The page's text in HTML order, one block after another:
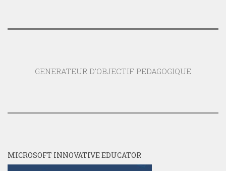
GENERATEUR D'OBJECTIF PEDAGOGIQUE
MICROSOFT INNOVATIVE EDUCATOR